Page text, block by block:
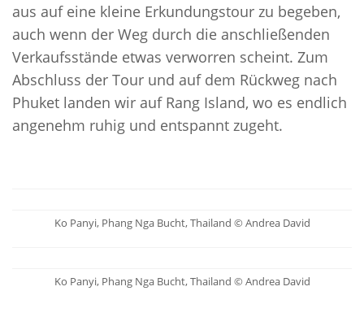
aus auf eine kleine Erkundungstour zu begeben,
auch wenn der Weg durch die anschließenden
Verkaufsstände etwas verworren scheint. Zum
Abschluss der Tour und auf dem Rückweg nach
Phuket landen wir auf Rang Island, wo es endlich
angenehm ruhig und entspannt zugeht.
Ko Panyi, Phang Nga Bucht, Thailand © Andrea David
Ko Panyi, Phang Nga Bucht, Thailand © Andrea David